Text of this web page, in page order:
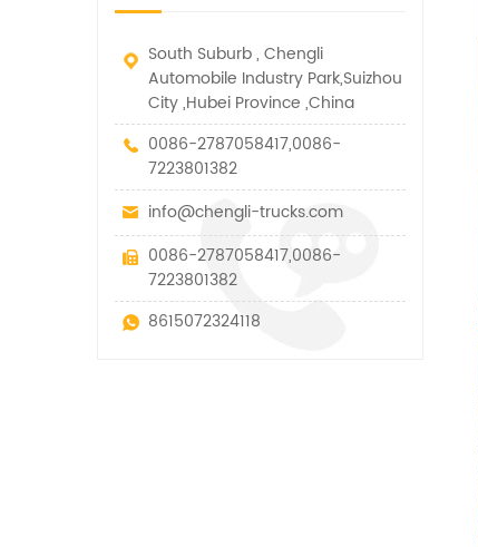
параметров этого вида
South Suburb , Chengli
Automobile Industry Park,Suizhou
City ,Hubei Province ,China
0086-2787058417,0086-
7223801382
info@chengli-trucks.com
0086-2787058417,0086-
7223801382
8615072324118